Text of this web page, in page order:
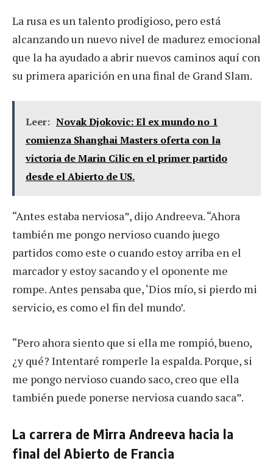
La rusa es un talento prodigioso, pero está
alcanzando un nuevo nivel de madurez emocional
que la ha ayudado a abrir nuevos caminos aquí con
su primera aparición en una final de Grand Slam.
Leer: Novak Djokovic: El ex mundo no 1
comienza Shanghai Masters oferta con la
victoria de Marin Cilic en el primer partido
desde el Abierto de US.
“Antes estaba nerviosa”, dijo Andreeva. “Ahora
también me pongo nervioso cuando juego
partidos como este o cuando estoy arriba en el
marcador y estoy sacando y el oponente me
rompe. Antes pensaba que, ‘Dios mío, si pierdo mi
servicio, es como el fin del mundo’.
“Pero ahora siento que si ella me rompió, bueno,
¿y qué? Intentaré romperle la espalda. Porque, si
me pongo nervioso cuando saco, creo que ella
también puede ponerse nerviosa cuando saca”.
La carrera de Mirra ‌Andreeva hacia la
final del Abierto de Francia